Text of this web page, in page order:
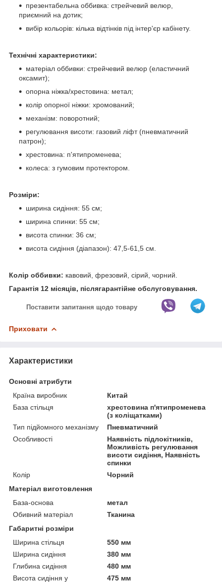
презентабельна оббивка: стрейчевий велюр,
приємний на дотик;
вибір кольорів: кілька відтінків під інтер'єр кабінету.
Технічні характеристики:
матеріал оббивки: стрейчевий велюр (еластичний
оксамит);
опорна ніжка/хрестовина: метал;
колір опорної ніжки: хромований;
механізм: поворотний;
регулювання висоти: газовий ліфт (пневматичний
патрон);
хрестовина: п'ятипроменева;
колеса: з гумовим протектором.
Розміри:
ширина сидіння: 55 см;
ширина спинки: 55 см;
висота спинки: 36 см;
висота сидіння (діапазон): 47,5-61,5 см.
Колір оббивки: кавовий, фрезовий, сірий, чорний.
Гарантія 12 місяців, післягарантійне обслуговування.
Поставити запитання щодо товару
Приховати
Характеристики
Основні атрибути
Країна виробник
Китай
База стільця
хрестовина п'ятипроменева
(з коліщатками)
Тип підйомного механізму
Пневматичний
Особливості
Наявність підлокітників,
Можливість регулювання
висоти сидіння, Наявність
спинки
Колір
Чорний
Матеріал виготовлення
База-основа
метал
Обивний матеріал
Тканина
Габаритні розміри
Ширина стільця
550 мм
Ширина сидіння
380 мм
Глибина сидіння
480 мм
Висота сидіння у
475 мм